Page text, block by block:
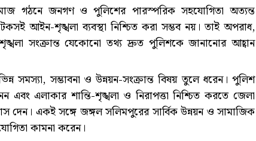
গঠনে জনগণ ও পুলিশের পারস্পরিক সহযোগিতা অত্যন্ত
আইন-শৃঙ্খলা ব্যবস্থা নিশ্চিত করা সম্ভব নয়। তাই অপরাধ,
সংক্রান্ত যেকোনো তথ্য দ্রুত পুলিশকে জানানোর আহ্বান
সমস্যা, সম্ভাবনা ও উন্নয়ন-সংক্রান্ত বিষয় তুলে ধরেন। পুলিশ
এলাকার শান্তি-শৃঙ্খলা ও নিরাপত্তা নিশ্চিত করতে জেলা
দেন। একই সঙ্গে জঙ্গল সলিমপুরের সার্বিক উন্নয়ন ও সামাজিক
কামনা করেন।